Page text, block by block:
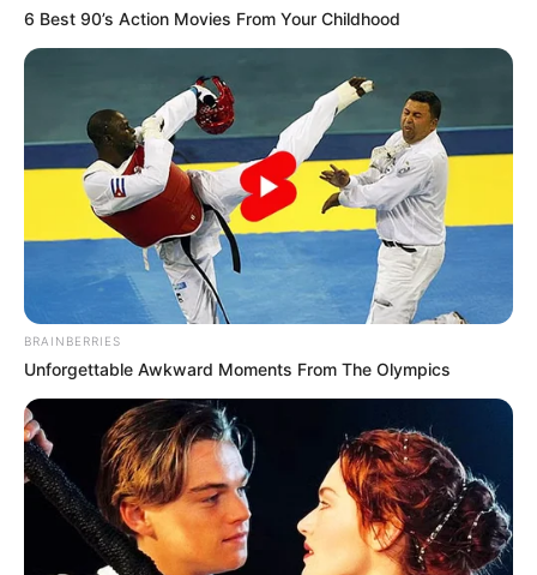
Fringe 2026 leva 21 espetáculos
Francisco
DESTAQUE 2 de abril de 2026
Maquiagem Teatral ganha
exposição inédita em Curitiba
com programação gratuita
DESTAQUE 29 de março de 2026
Festival de Outono em Curitiba
de...
DESTAQUE 17 de março de 2026
6 Best 90’s Action Movies From Your Childhood
BRAINBERRIES
Unforgettable Awkward Moments From The Olympics